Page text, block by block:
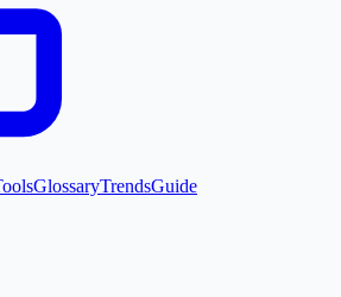
GlossaryTrendsGuide